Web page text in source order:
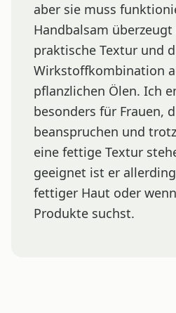
aber sie muss
Handbalsam
praktische Textur und
Wirkstoffkombination
pflanzlichen Ölen. Ich
besonders für Frauen,
beanspruchen und
eine fettige Textur
geeignet ist er
fettiger Haut oder
Produkte suchst.